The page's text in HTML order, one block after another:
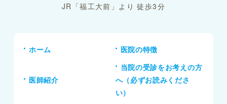
JR「福工大前」より 徒歩3分
ホーム 医院の特徴
医師紹介
当院の受診をお考えの方
へ（必ずお読みくださ
い）